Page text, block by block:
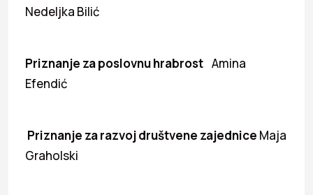
Nedeljka Bilić
Priznanje za poslovnu hrabrost Amina
Efendić
Priznanje za razvoj društvene zajednice Maja
Graholski